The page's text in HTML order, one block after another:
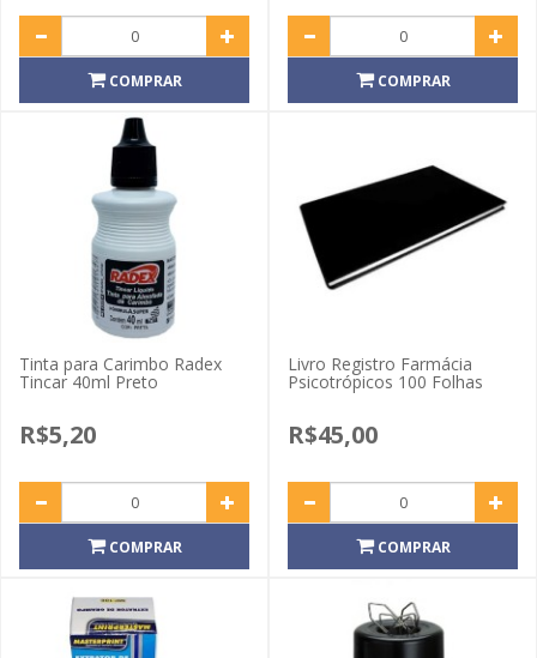
COMPRAR COMPRAR
Tinta para Carimbo Radex
Tincar 40ml Preto
R$5,20
COMPRAR
Livro Registro Farmácia
Psicotrópicos 100 Folhas
R$45,00
COMPRAR